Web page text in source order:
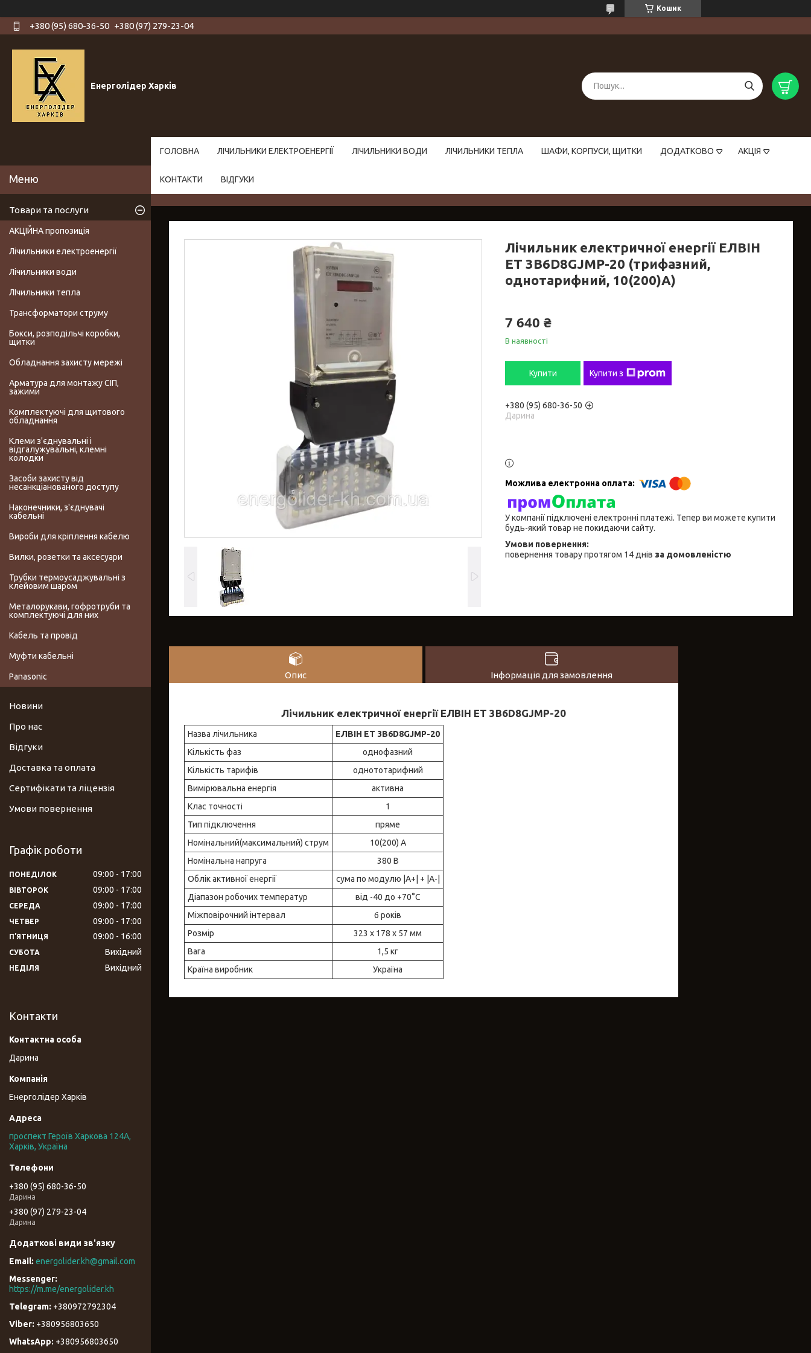
Кошик
+380 (95) 680-36-50 +380 (97) 279-23-04
Енерголідер Харків
ГОЛОВНА ЛІЧИЛЬНИКИ ЕЛЕКТРОЕНЕРГІЇ ЛІЧИЛЬНИКИ ВОДИ ЛІЧИЛЬНИКИ ТЕПЛА ШАФИ, КОРПУСИ, ЩИТКИ ДОДАТКОВО АКЦІЯ
КОНТАКТИ ВІДГУКИ
Лічильник електричної енергії ЕЛВІН
ЕТ 3B6D8GJMP-20 (трифазний,
однотарифний, 10(200)А)
7 640 ₴
В наявності
Купити Купити з
+380 (95) 680-36-50
Дарина
У компанії підключені електронні платежі. Тепер ви можете купити
будь-який товар не покидаючи сайту.
повернення товару протягом 14 днів за домовленістю
Опис Інформація для замовлення
Лічильник електричної енергії ЕЛВІН ЕТ 3B6D8GJMP-20
Назва лічильника
ЕЛВІН ЕТ 3B6D8GJMP-20
Кількість фаз
однофазний
Кількість тарифів
однототарифний
Вимірювальна енергія
активна
Клас точності
1
Тип підключення
пряме
Номінальний(максимальний) струм
10(200) А
Номінальна напруга
380 В
Облік активної енергії
сума по модулю |А+| + |А-|
Діапазон робочих температур
від -40 до +70°С
Міжповірочний інтервал
6 років
Розмір
323 х 178 х 57 мм
Вага
1,5 кг
Країна виробник
Україна
Товари та послуги
АКЦІЙНА пропозиція
Лічильники електроенергії
Лічильники води
ЛІчильники тепла
Трансформатори струму
Бокси, розподільчі коробки,
щитки
Обладнання захисту мережі
Арматура для монтажу СІП,
зажими
Комплектуючі для щитового
обладнання
Клеми з'єднувальні і
відгалужувальні, клемні
колодки
Засоби захисту від
несанкціанованого доступу
Наконечники, з'єднувачі
кабельні
Вироби для кріплення кабелю
Вилки, розетки та аксесуари
Трубки термоусаджувальні з
клейовим шаром
Металорукави, гофротруби та
комплектуючі для них
Кабель та провід
Муфти кабельні
Panasonic
Новини
Про нас
Відгуки
Доставка та оплата
Сертифікати та ліцензія
Умови повернення
Графік роботи
ПОНЕДІЛОК 09:00 17:00
ВІВТОРОК 09:00 17:00
СЕРЕДА 09:00 17:00
ЧЕТВЕР 09:00 17:00
ПʼЯТНИЦЯ 09:00 16:00
СУБОТА Вихідний
НЕДІЛЯ Вихідний
Контакти
Дарина
Енерголідер Харків
проспект Героїв Харкова 124А,
Харків, Україна
+380 (95) 680-36-50
Дарина
+380 (97) 279-23-04
Дарина
energolider.kh@gmail.com
https://m.me/energolider.kh
+380972792304
+380956803650
+380956803650